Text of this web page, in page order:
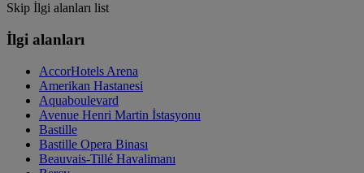
Skip İlgi alanları list
İlgi alanları
AccorHotels Arena
Amerikan Hastanesi
Aquaboulevard
Avenue Henri Martin İstasyonu
Bastille
Bastille Opera Binası
Beauvais-Tillé Havalimanı